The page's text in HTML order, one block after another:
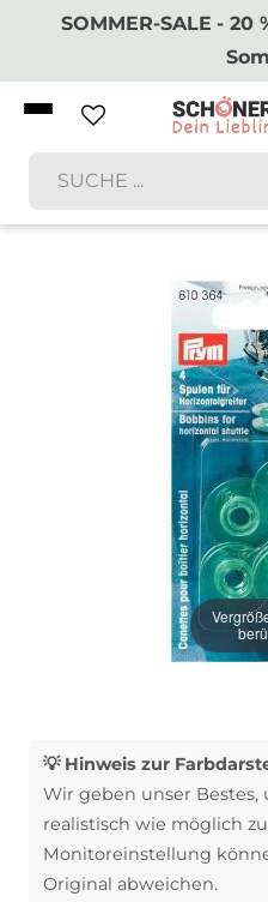
SOMMER-SALE - 20
💡 Hinweis zur
Wir geben unser Bestes,
realistisch wie möglich
Monitoreinstellung
Original abweichen.